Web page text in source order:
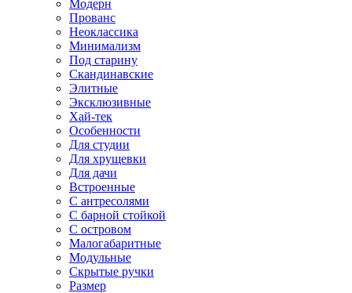
Модерн
Прованс
Неоклассика
Минимализм
Под старину
Скандинавские
Элитные
Эксклюзивные
Хай-тек
Особенности
Для студии
Для хрущевки
Для дачи
Встроенные
С антресолями
С барной стойкой
С островом
Малогабаритные
Модульные
Скрытые ручки
Размер